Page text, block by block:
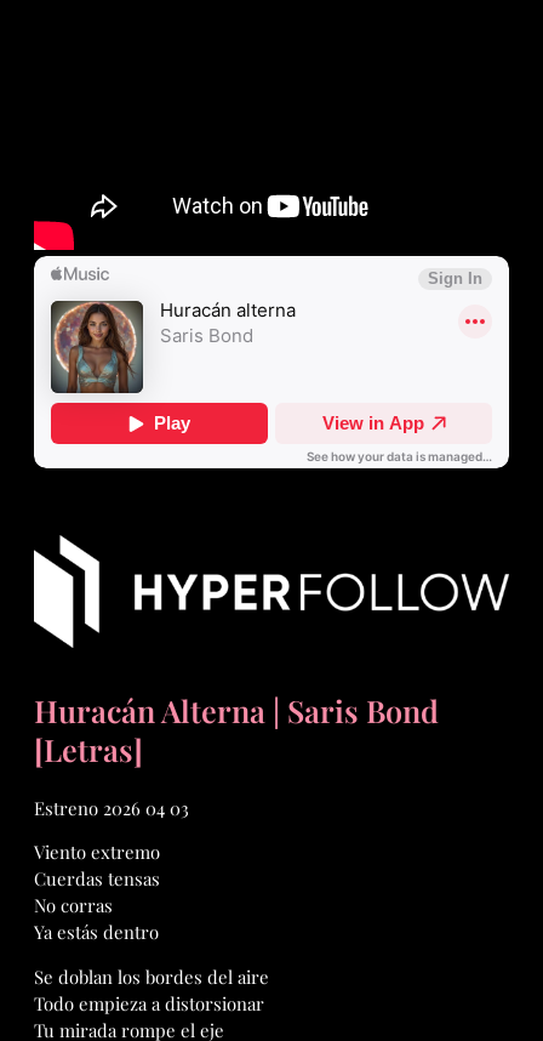
Huracán Alterna | Saris Bond
[Letras]
Estreno 2026 04 03
Viento extremo
Cuerdas tensas
No corras
Ya estás dentro
Se doblan los bordes del aire
Todo empieza a distorsionar
Tu mirada rompe el eje